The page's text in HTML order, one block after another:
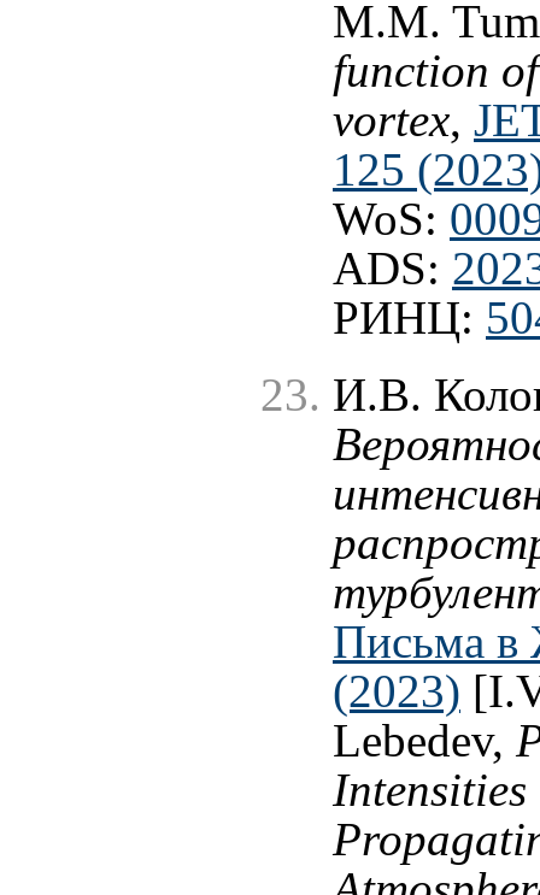
M.M.
function
vortex,
125
WoS:
ADS:
РИНЦ:
И.В.
Письма
(2023)
Lebedev,
Intensities